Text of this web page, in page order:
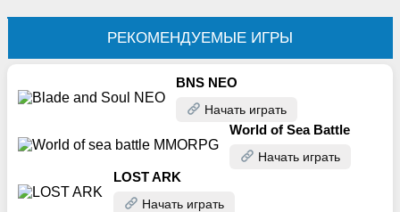
РЕКОМЕНДУЕМЫЕ ИГРЫ
BNS NEO
Начать играть
World of Sea Battle
Начать играть
LOST ARK
Начать играть